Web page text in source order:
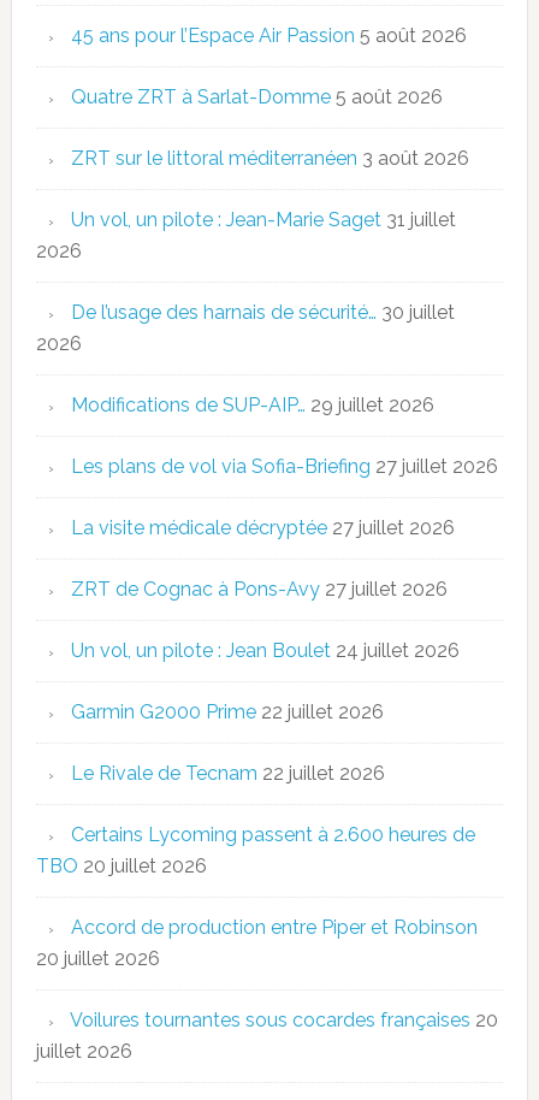
45 ans pour l’Espace Air Passion 5 août 2026
Quatre ZRT à Sarlat-Domme 5 août 2026
ZRT sur le littoral méditerranéen 3 août 2026
Un vol, un pilote : Jean-Marie Saget 31 juillet
2026
De l’usage des harnais de sécurité… 30 juillet
2026
Modifications de SUP-AIP… 29 juillet 2026
Les plans de vol via Sofia-Briefing 27 juillet 2026
La visite médicale décryptée 27 juillet 2026
ZRT de Cognac à Pons-Avy 27 juillet 2026
Un vol, un pilote : Jean Boulet 24 juillet 2026
Garmin G2000 Prime 22 juillet 2026
Le Rivale de Tecnam 22 juillet 2026
Certains Lycoming passent à 2.600 heures de
TBO 20 juillet 2026
Accord de production entre Piper et Robinson
20 juillet 2026
Voilures tournantes sous cocardes françaises 20
juillet 2026